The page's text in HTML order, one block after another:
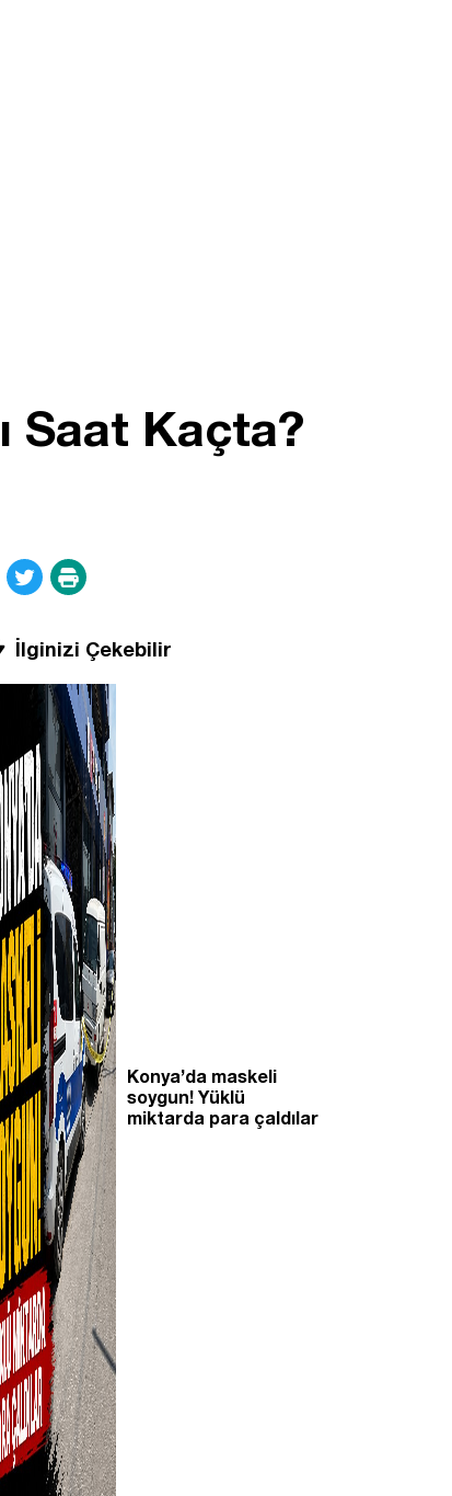
Saat Kaçta?
İlginizi Çekebilir
Konya’da maskeli
soygun! Yüklü
miktarda para çaldılar